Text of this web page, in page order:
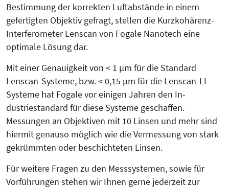
Bestimmung der korrekten Luftabstände in einem
gefertigten Objektiv gefragt, stellen die Kurzkohärenz-
Interferometer Lenscan von Fogale Nanotech eine
optimale Lösung dar.
Mit einer Genauigkeit von < 1 µm für die Standard
Lenscan-Systeme, bzw. < 0,15 µm für die Lenscan-LI-
Systeme hat Fogale vor einigen Jahren den In­
dustriestandard für diese Systeme geschaffen.
Messungen an Objektiven mit 10 Linsen und mehr sind
hiermit genauso möglich wie die Vermessung von stark
gekrümmten oder beschichteten Linsen.
Für weitere Fragen zu den Mess­sys­temen, sowie für
Vorfüh­run­gen stehen wir Ihnen gerne jederzeit zur